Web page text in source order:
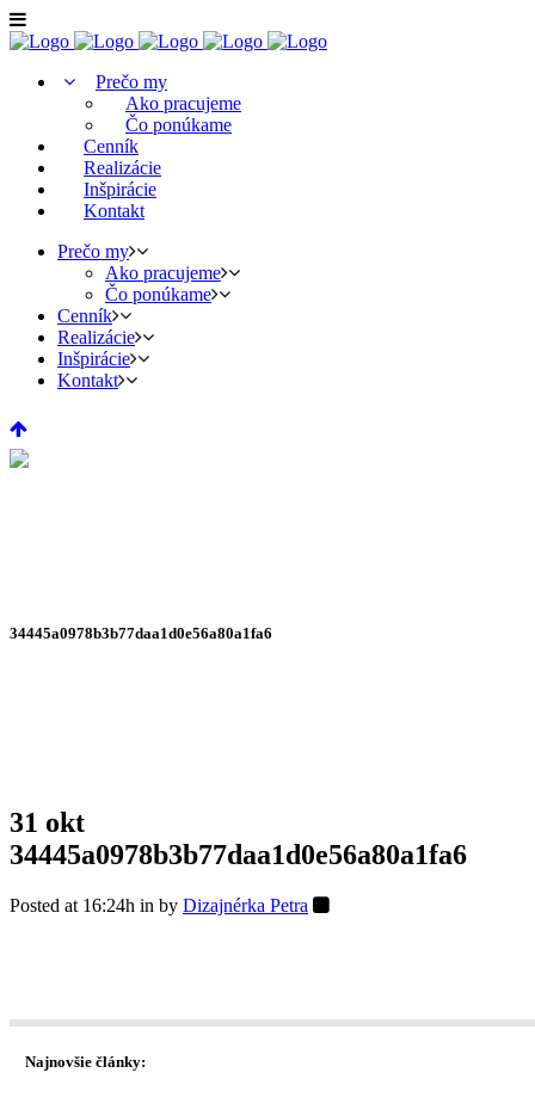
Prečo my
Ako pracujeme
Čo ponúkame
Cenník
Realizácie
Inšpirácie
Kontakt
Prečo my
Ako pracujeme
Čo ponúkame
Cenník
Realizácie
Inšpirácie
Kontakt
34445a0978b3b77daa1d0e56a80a1fa6
31 okt
34445a0978b3b77daa1d0e56a80a1fa6
Posted at 16:24h in by Dizajnérka Petra
Najnovšie články: